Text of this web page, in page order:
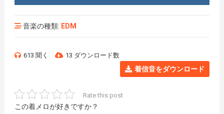
音楽の種類: EDM
613 聞く 13 ダウンロード数
着信音をダウンロード
Rate this post
この着メロが好きですか？